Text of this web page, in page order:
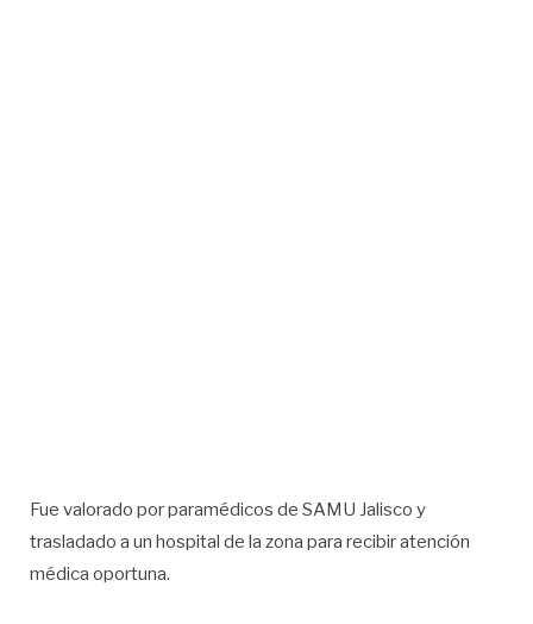
Fue valorado por paramédicos de SAMU Jalisco y
trasladado a un hospital de la zona para recibir atención
médica oportuna.